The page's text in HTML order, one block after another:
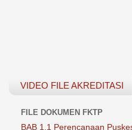
VIDEO FILE AKREDITASI
FILE DOKUMEN FKTP
BAB 1.1 Perencanaan